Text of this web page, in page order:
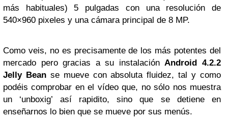
más habituales) 5 pulgadas con una resolución de
540×960 pixeles y una cámara principal de 8 MP.
Como veis, no es precisamente de los más potentes del
mercado pero gracias a su instalaciónAndroid 4.2.2
Jelly Beanse mueve con absoluta fluidez, tal y como
podéis comprobar en el vídeo que, no sólo nos muestra
un ‘unboxig’ así rapidito, sino que se detiene en
enseñarnos lo bien que se mueve por sus menús.